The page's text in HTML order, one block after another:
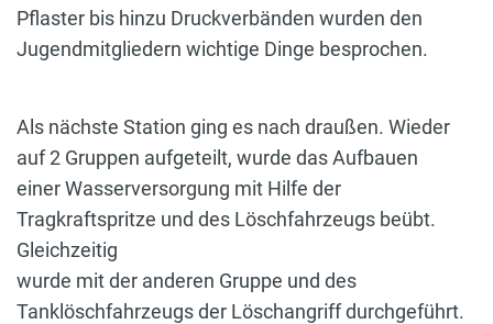
Pflaster bis hinzu Druckverbänden wurden den
Jugendmitgliedern wichtige Dinge besprochen.
Als nächste Station ging es nach draußen. Wieder
auf 2 Gruppen aufgeteilt, wurde das Aufbauen
einer Wasserversorgung mit Hilfe der
Tragkraftspritze und des Löschfahrzeugs beübt.
Gleichzeitig
wurde mit der anderen Gruppe und des
Tanklöschfahrzeugs der Löschangriff durchgeführt.